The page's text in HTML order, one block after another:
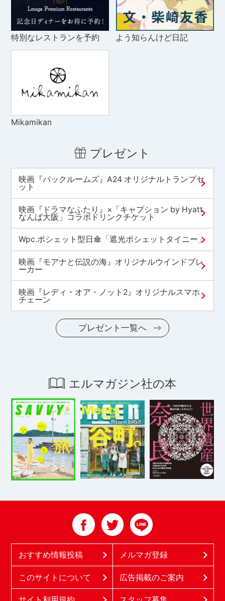
特別なレストランを予約 よう知らんけど日記
Mikamikan
プレゼント
映画『バックルームズ』A24 オリジナルトランプセ
ット
映画『ドラマなふたり』×「キャプション by Hyatt
なんば大阪」コラボドリンクチケット
Wpc.ポシェット型日傘「遮光ポシェットタイニー」
映画『モアナと伝説の海』オリジナルウインドブレ
ーカー
映画『レディ・オア・ノット2』オリジナルスマホ
チェーン
プレゼント一覧へ
エルマガジン社の本
おすすめ情報投稿 メルマガ登録
このサイトについて 広告掲載のご案内